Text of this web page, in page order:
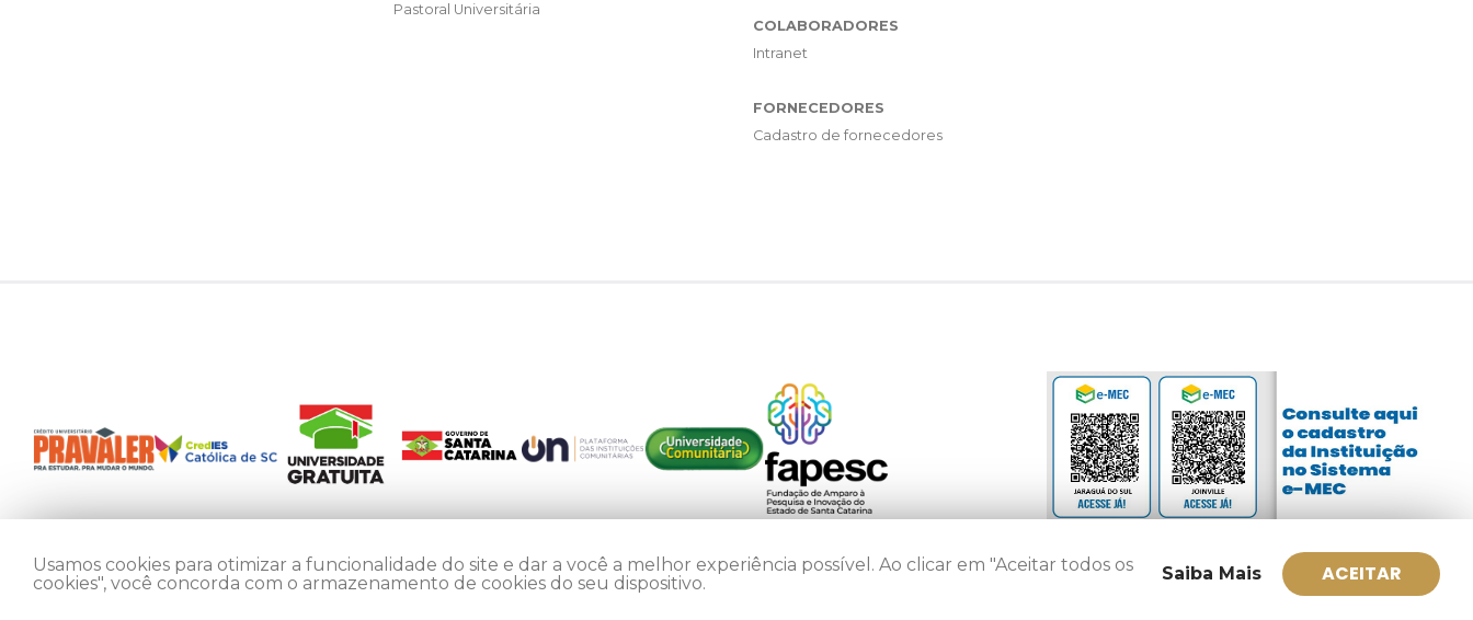
Pastoral Universitária
COLABORADORES
Intranet
FORNECEDORES
Cadastro de fornecedores
Usamos cookies para otimizar a funcionalidade do site e dar a você a melhor experiência possível. Ao clicar em "Aceitar todos os
cookies", você concorda com o armazenamento de cookies do seu dispositivo.
Saiba Mais ACEITAR